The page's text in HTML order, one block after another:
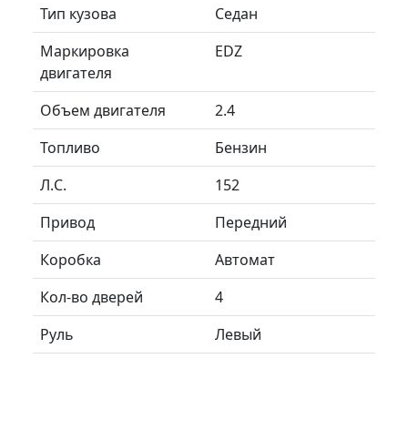
Тип кузова
Седан
Маркировка
двигателя
EDZ
Объем двигателя
2.4
Топливо
Бензин
Л.C.
152
Привод
Передний
Коробка
Автомат
Кол-во дверей
4
Руль
Левый